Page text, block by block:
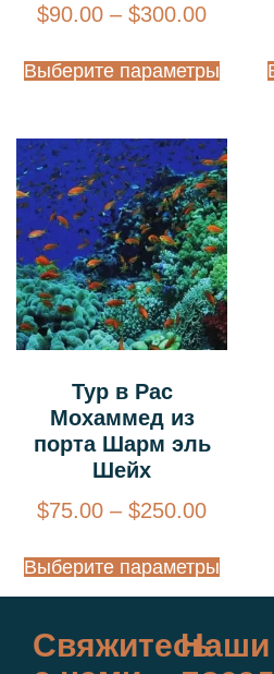
$90.00 – $300.00
Выберите параметры
Тур в Рас
Мохаммед из
порта Шарм эль
Шейх
$75.00 – $250.00
Выберите параметры
СвяжитесьНаши